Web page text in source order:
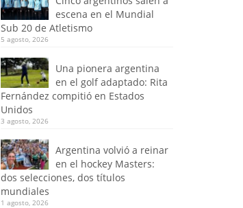
escena en el Mundial
Sub 20 de Atletismo
5 agosto, 2026
Una pionera argentina
en el golf adaptado: Rita
Fernández compitió en Estados
Unidos
3 agosto, 2026
Argentina volvió a reinar
en el hockey Masters:
dos selecciones, dos títulos
mundiales
1 agosto, 2026